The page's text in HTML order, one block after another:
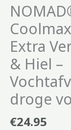
Extra
& Hiel –
droge
€24.95